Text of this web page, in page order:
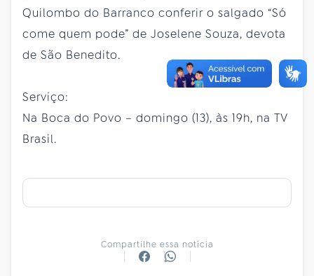
Quilombo do Barranco conferir o salgado “Só
come quem pode” de Joselene Souza, devota
de São Benedito.
Serviço:
Na Boca do Povo – domingo (13), às 19h, na TV
Brasil.
Compartilhe essa notícia